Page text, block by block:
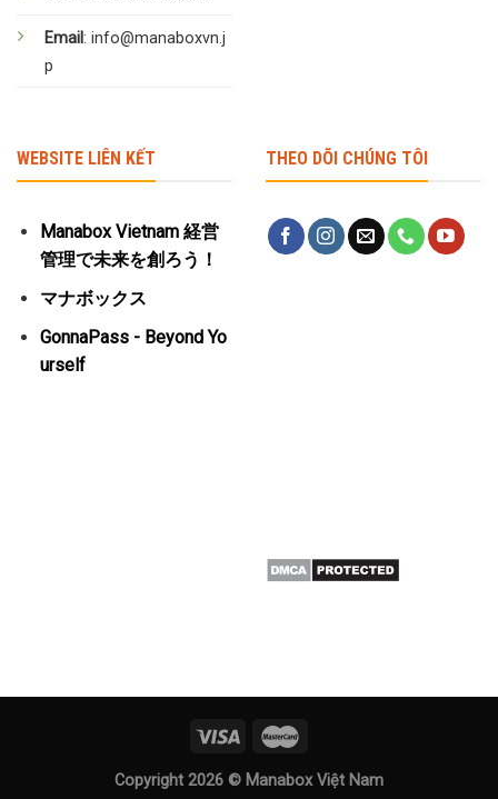
Email: info@manaboxvn.j
p
WEBSITE LIÊN KẾT
Manabox Vietnam 経営
管理で未来を創ろう！
マナボックス
GonnaPass - Beyond Yo
urself
THEO DÕI CHÚNG TÔI
Copyright 2026 © Manabox Việt Nam